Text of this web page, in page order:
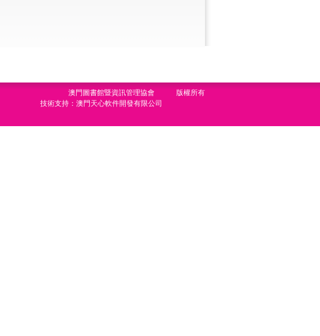
澳門圖書館暨資訊管理協會 版權所有
技術支持：澳門天心軟件開發有限公司